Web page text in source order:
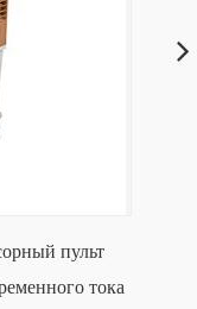
пульт
тока